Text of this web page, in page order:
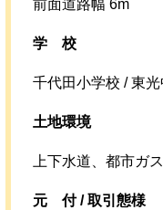
前面道路幅 6m
学校
千代田小学校 / 東
土地環境
上下水道、都市ガス
元 付 /取引態様